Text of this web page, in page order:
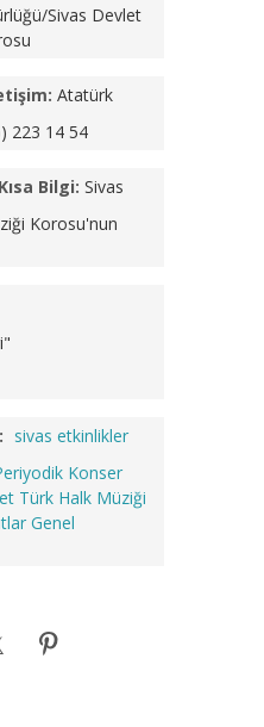
Sivas Devlet
Atatürk
223 14 54
Bilgi: Sivas
Korosu'nun
sivas etkinlikler
Konser
Türk Halk Müziği
Genel